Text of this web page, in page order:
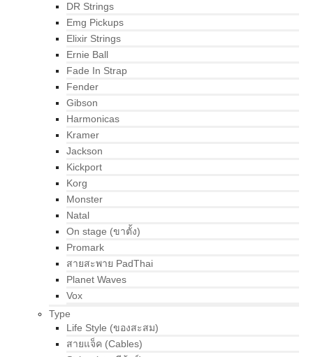
DR Strings
Emg Pickups
Elixir Strings
Ernie Ball
Fade In Strap
Fender
Gibson
Harmonicas
Kramer
Jackson
Kickport
Korg
Monster
Natal
On stage (ขาตั้ง)
Promark
สายสะพาย PadThai
Planet Waves
Vox
Type
Life Style (ของสะสม)
สายแจ็ค (Cables)